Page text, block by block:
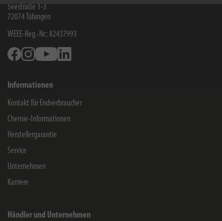
Seestraße 1-3
72074 Tübingen
WEEE-Reg.-Nr.: 82437993
FacebookInstagramYoutube
Informationen
Kontakt für Endverbraucher
Chemie-Informationen
Herstellergarantie
Service
Unternehmen
Karriere
Händler und Unternehmen